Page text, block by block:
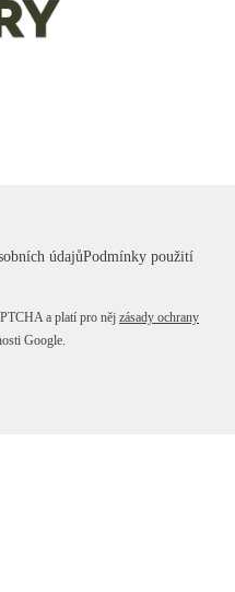
údajůPodmínky použití
a platí pro něj zásady ochrany
Google.